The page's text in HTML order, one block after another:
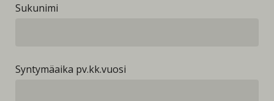
Sukunimi
Syntymäaika pv.kk.vuosi